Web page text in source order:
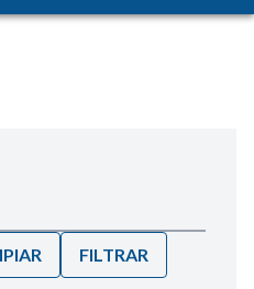
FILTRAR